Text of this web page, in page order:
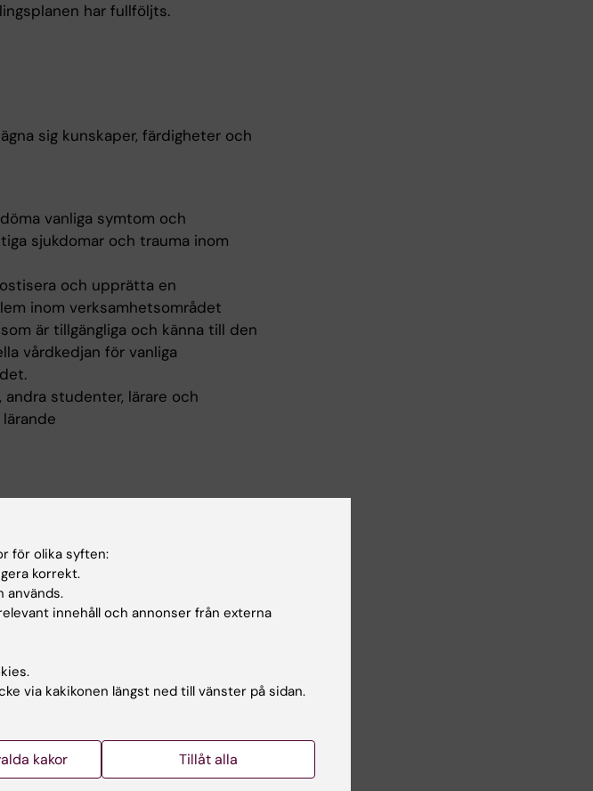
har fullföljts.
sig kunskaper, färdigheter och
vanliga symtom och
sjukdomar och trauma inom
och upprätta en
inom verksamhetsområdet
är tillgängliga och känna till den
vårdkedjan för vanliga
studenter, lärare och
med patientbaserad
så att färdigheter
schema för deltagande i
placeringar inom någon av de
ortopedi, anestesi och urologi,
Schemat omfattar 40
tid avsätts för
Studenten förbereder sig
för olika syften:
korrekt.
används.
innehåll och annonser från externa
via kakikonen längst ned till vänster på sidan.
kakor Tillåt alla